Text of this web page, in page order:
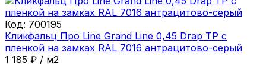
Код: 700195
Кликфальц Про Line Grand Line 0,45 Drap ТР с
пленкой на замках RAL 7016 антрацитово-серый
1 185 ₽ / м2